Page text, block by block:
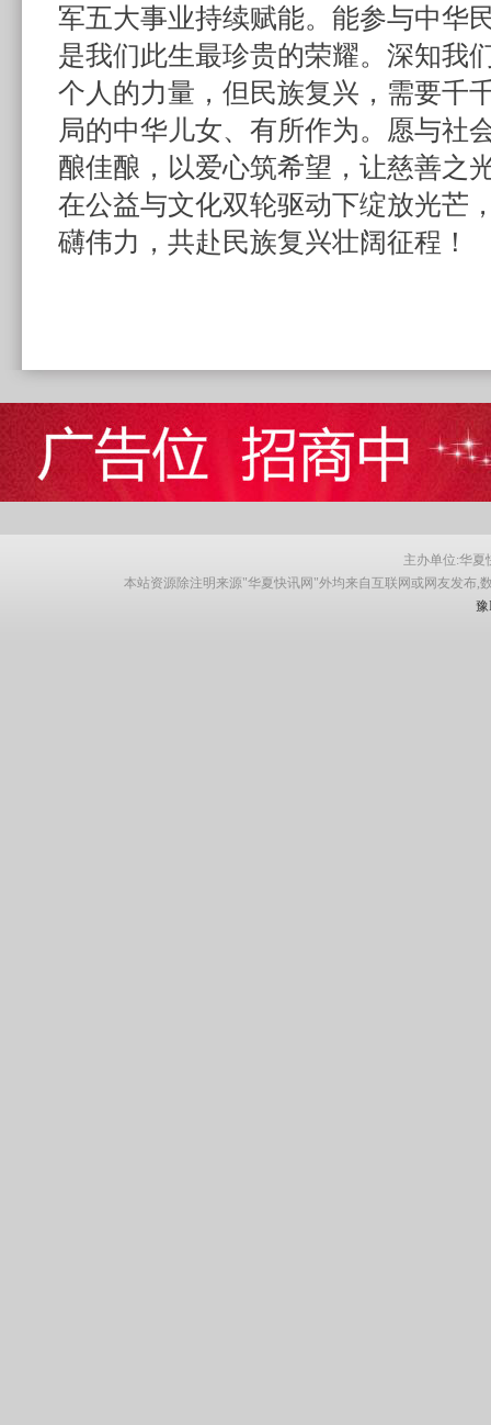
军五大事业持续赋能。能参与中华
是我们此生最珍贵的荣耀。深知我
个人的力量，但民族复兴，需要千
局的中华儿女、有所作为。愿与社
酿佳酿，以爱心筑希望，让慈善之
在公益与文化双轮驱动下绽放光芒
礴伟力，共赴民族复兴壮阔征程！
主办单位:华夏
本站资源除注明来源"华夏快讯网"外均来自互联网或网友发布,
豫